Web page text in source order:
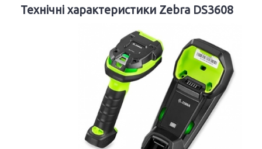
Технічні характеристики Zebra DS3608